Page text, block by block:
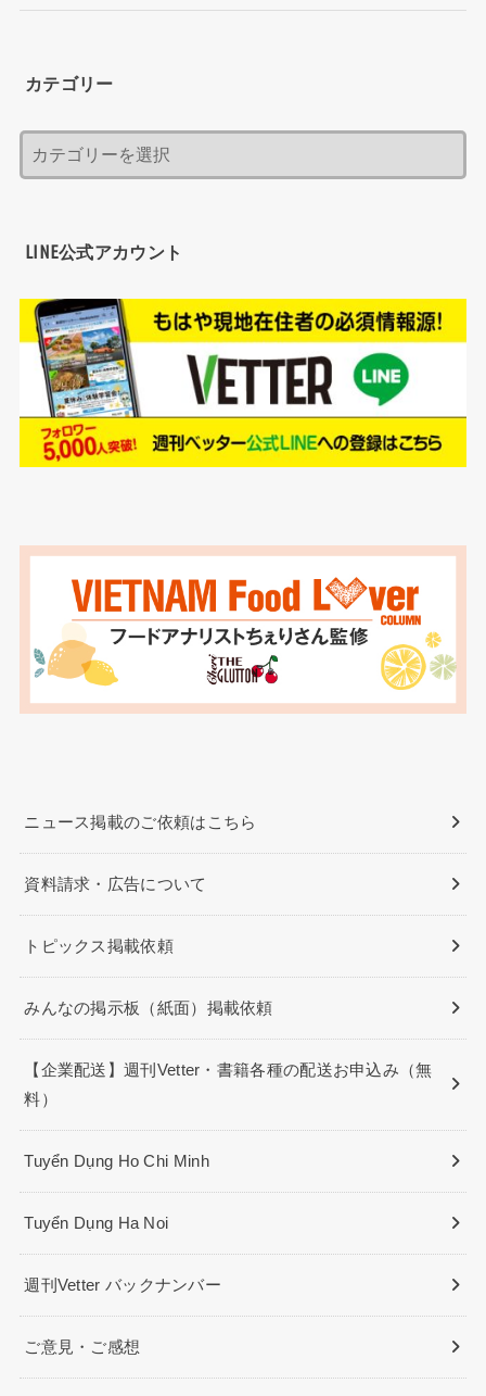
カテゴリー
LINE公式アカウント
ニュース掲載のご依頼はこちら
資料請求・広告について
トピックス掲載依頼
みんなの掲示板（紙面）掲載依頼
【企業配送】週刊Vetter・書籍各種の配送お申込み（無
料）
Tuyển Dụng Ho Chi Minh
Tuyển Dụng Ha Noi
週刊Vetter バックナンバー
ご意見・ご感想